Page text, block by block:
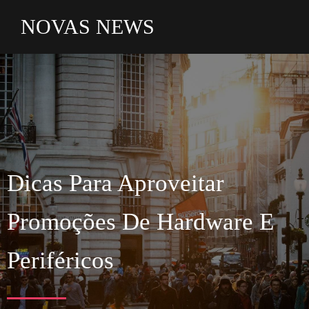
NOVAS NEWS
Dicas Para Aproveitar
Promoções De Hardware E
Periféricos